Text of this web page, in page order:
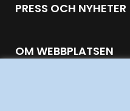
PRESS OCH NYHETER
OM WEBBPLATSEN